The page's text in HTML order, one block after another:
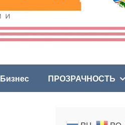
Бизнес ПРОЗРАЧНОСТЬ